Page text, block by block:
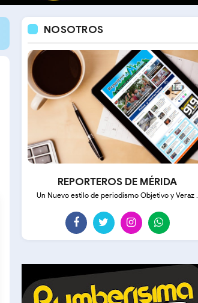
NOSOTROS
REPORTEROS DE MÉRIDA
Un Nuevo estilo de periodismo Objetivo y Veraz .